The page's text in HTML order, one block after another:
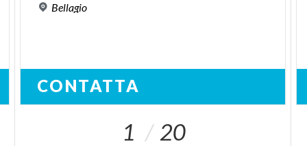
Bellagio
CONTATTA
1 20